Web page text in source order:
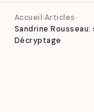
Accueil Articles
Sandrine
Décryptage